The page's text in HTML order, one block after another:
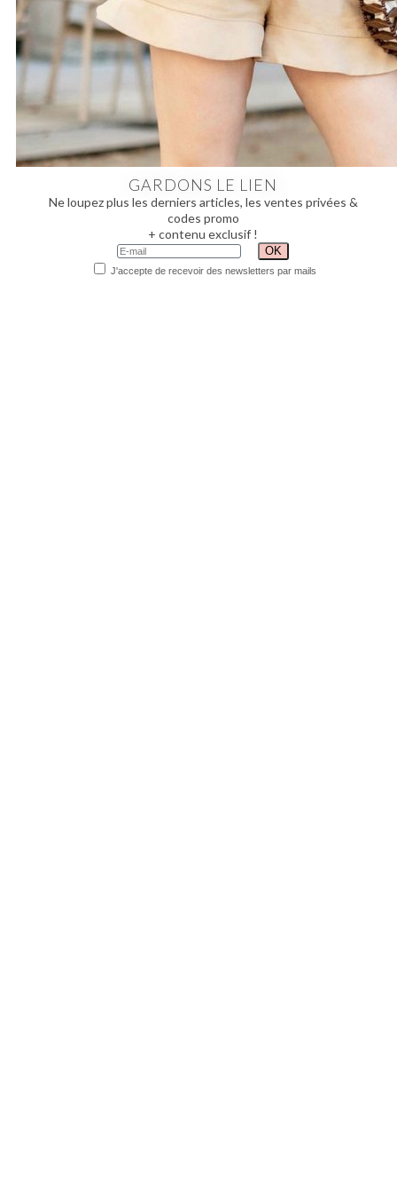
GARDONS LE LIEN
Ne loupez plus les derniers articles, les ventes privées &
codes promo
+ contenu exclusif !
J'accepte de recevoir des newsletters par mails